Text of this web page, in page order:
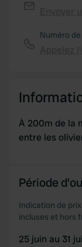
Numéro
À 200m de la
entre les
Période
Indication de
incluses et hors
25 juin au 31